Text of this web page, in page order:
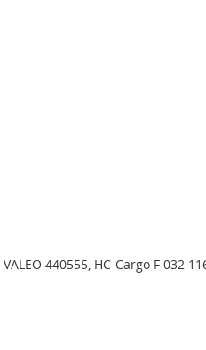
VALEO 440555, HC-Cargo F 032